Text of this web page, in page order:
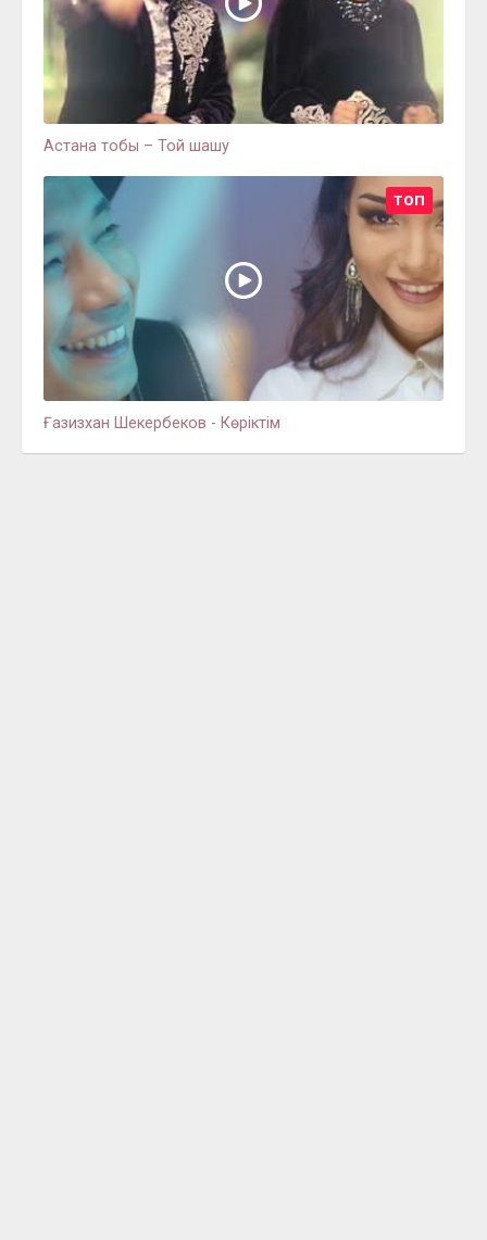
Астана тобы – Той шашу
ТОП
Ғазизхан Шекербеков - Көріктім